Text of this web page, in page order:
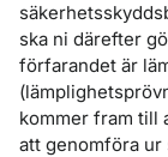
ska ni därefter
förfarandet är
kommer fram till
att genomföra